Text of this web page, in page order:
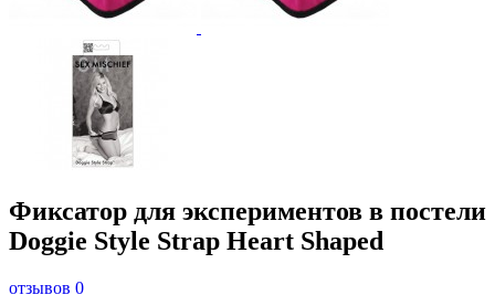
Фиксатор для экспериментов в постели
Doggie Style Strap Heart Shaped
отзывов 0